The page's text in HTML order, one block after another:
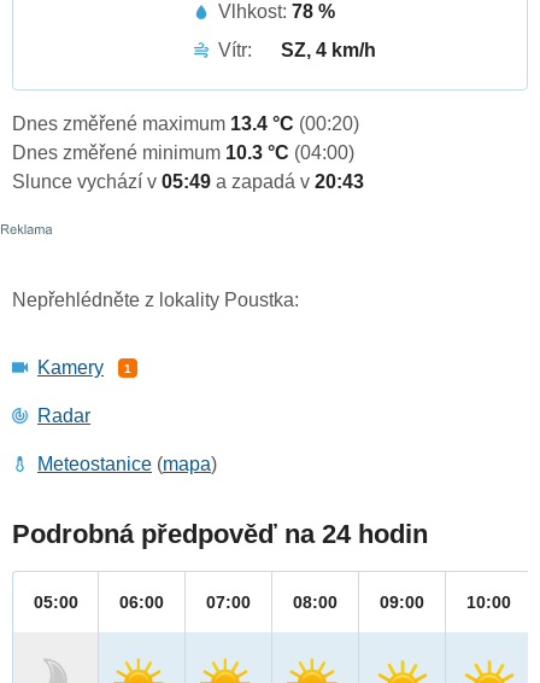
Vlhkost: 78 %
Vítr:
SZ, 4 km/h
Dnes změřené maximum 13.4 °C (00:20)
Dnes změřené minimum 10.3 °C (04:00)
Slunce vychází v 05:49 a zapadá v 20:43
Nepřehlédněte z lokality Poustka:
Kamery 1
Radar
Meteostanice (mapa)
Podrobná předpověď na 24 hodin
05:00 06:00 07:00 08:00 09:00 10:00